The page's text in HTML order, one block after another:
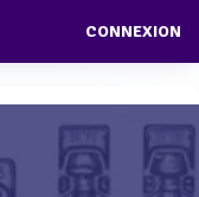
CONNEXION